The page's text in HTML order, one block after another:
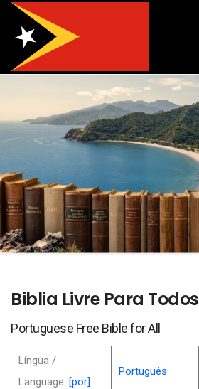
Biblia Livre Para Todos
Portuguese Free Bible for All
Língua /
Language: [por]
Português